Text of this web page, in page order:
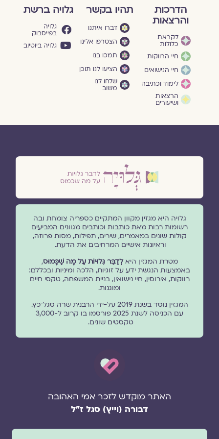
הדרכות
והרצאות
לקראת
כלולות
חיי הרווקות
חיי הנישואים
לימוד וכתיבה
הרצאות
ושיעורים
תהיו בקשר
דברו איתנו
הצטרפו אלינו
תמכו בנו
הציעו לנו תוכן
שלחו לנו
משוב
גלויה ברשת
גלויה
בפייסבוק
גלויה ביוטיוב
גלויה היא מגזין מקוון המתקיים כספריה צומחת ובה
רשומות רבות מאת כותבות וכותבים מגוונים המביעים
קולות שונים במאמרים, שירים, תפילות, מסות פרוזה,
וראיונות אישיים המרחיבים את הדעת.
מטרת המגזין היאלְדַבֵּר גְּלוּיוֹת עַל מָה שֶׁכָּמוּס,
באמצעות הנגשת ידע על זוגיות, הלכה ומיניות ובכללם:
רווקות, אירוסין, חיי נישואין, בניית המשפחה, טקסי חיים
ומוגנוּת.
המגזין נוסד בשנת 2019 על-ידי הרבנית שרה סגל־כץ.
עם הכניסה לשנת 2025 פורסמו בו קרוב ל-3,000
טקסטים שונים.
האתר מוקדש לזכר אמי האהובה
דבורה (וייץ) סגל ז"ל